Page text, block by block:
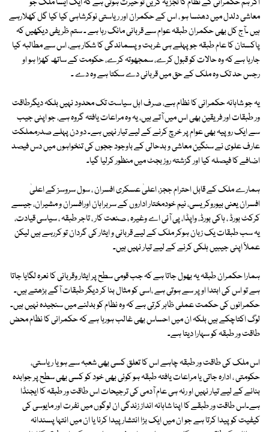
معاشی دلدل میں دھنسا ہو ، اس کے حکمران اور ریاستی نوکرشاہی کیا کیا گل کھلارہے
ہیں ۔آج کل بھی حکمران طبقہ عوام سے قربانی مانگ رہا ہے ۔ ستم ظریفی دیکھیں کہ
پاکستان کا عام طبقہ جو پہلے ہی غربت و پسماندگی کا شکار ہے، اس سے مطالبہ کیا
جارہا ہے کہ وہ حالات کو قبول کرے، سمجھوتہ کرے، حکومت کے ساتھ کھڑا ہو او
رجس حد تک وہ ملک کے حق میں قربانی دے سکتا ہے وہ دے ۔
یہ جو شاہانہ حکمرانی کا نظام ہے، صرف اہل سیاست تک محدود نہیں بلکہ دیگرطاقت
ور طبقات اور فریقین بھی اس میں آتے ہیں، یہ وہ مراعات یافتہ گروہ ہے، جو اپنی جیب
سے ایک روپیہ بھی عوام پر خرچ کرنے کے لیے تیار نہیں ہے۔ دو دن پہلے صدرمملکت
عارف علوی نے سنگین معاشی و بدحالی کے باوجود ججوں کی تنخواہوں میں دس فیصد
اضافے کا فیصلہ کیا اور گزشتہ روز بجٹ میں منظور کرلیا گیا۔
ہمارے ملک کے قابل احترام ججز، اعلیٰ عسکری افسران ، سول سروسز کے اعلیٰ
افسران یعنی بیوروکریسی، نیم خودمختار اداروں کے سربراہان اورافسران و مشیران، جیسے
کرکٹ بورڈ ، ہاکی بورڈ، واپڈا، پی آئی اے وغیرہ ، صنعت کار ، تاجر طبقہ ، سیاسی قیادت،
یہ سب طبقات یک زبان ہوکر ملک کے لیے قربانی و ایثار کی گردان تو کررہے ہیں لیکن
عملاً اپنی جیبیں ہلکی کرنے کے لیے تیار نہیں ہیں۔
ہمارا حکمران طبقہ یہ بھول جاتا ہے کہ جب قومی سطح پر ایثار وقربانی کا نعرہ لگایا جاتا
ہے تو اس کی ابتدا اوپر سے ہوتی ہے ،اسی کو مثال بنا کر دیگر طبقات آگے بڑھتے ہیں۔
حکمرانوں کی حکمت عملی ظاہر کرتی ہے کہ وہ نظام کو بدلنے میں سنجیدہ نہیں ہیں۔
لوگ اکتاچکے ہیں بلکہ ان میں احساس بھی غالب ہورہا ہے کہ حکمرانی کا نظام محض
طاقت ور طبقہ کو سہارا دیتا ہے۔
اس ملک کی طاقت ور طبقہ چاہے اس کا تعلق کسی بھی شعبہ سے ہو یا ریاستی،
حکومتی ، ادارہ جاتی یا مراعات یافتہ طبقہ ہو کوئی بھی خود کو کسی بھی سطح پر جوابدہ
بنانے کے لیے تیار نہیں او رنہ ہی عام آدمی کی ترجیحات اس طاقت ور طبقہ کا ایجنڈا
ہے۔اس طاقت ور طبقے کا اپنا شاہانہ انداز زندگی ان لوگوں میں نفرت اور مایوسی کی
کیفیت کو پیدا کرتا ہے جو ان میں ایک بڑا انتشار پیدا کرنا یا ان میں انتہا پسندانہ